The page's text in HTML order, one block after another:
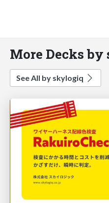
More Decks
See All by skylogiq